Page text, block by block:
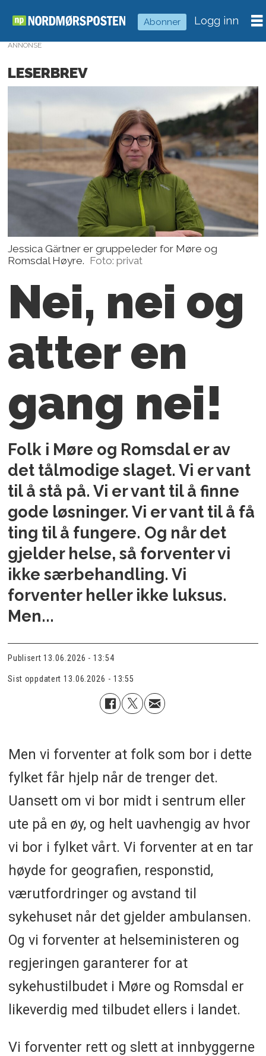
Abonner Logg inn
ANNONSE
LESERBREV
Jessica Gärtner er gruppeleder for Møre og
Romsdal Høyre. Foto: privat
Nei, nei og
atter en
gang nei!
Folk i Møre og Romsdal er av
det tålmodige slaget. Vi er vant
til å stå på. Vi er vant til å finne
gode løsninger. Vi er vant til å få
ting til å fungere. Og når det
gjelder helse, så forventer vi
ikke særbehandling. Vi
forventer heller ikke luksus.
Men...
Publisert 13.06.2026 - 13:54
Sist oppdatert 13.06.2026 - 13:55
Men vi forventer at folk som bor i dette
fylket får hjelp når de trenger det.
Uansett om vi bor midt i sentrum eller
ute på en øy, og helt uavhengig av hvor
vi bor i fylket vårt. Vi forventer at en tar
høyde for geografien, responstid,
værutfordringer og avstand til
sykehuset når det gjelder ambulansen.
Og vi forventer at helseministeren og
regjeringen garanterer for at
sykehustilbudet i Møre og Romsdal er
likeverdig med tilbudet ellers i landet.
Vi forventer rett og slett at innbyggerne